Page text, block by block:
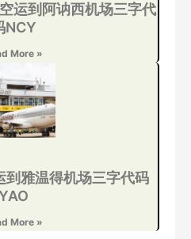
运到阿讷西机场三字代
NCY
More »
到雅温得机场三字代码
More »